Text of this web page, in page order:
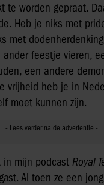
te worden gepraat.
Heb je niks met
met
ander feestje vieren,
een andere
vrijheid heb je in
moet kunnen zijn.
in mijn podcast Royal
Al toen ze een